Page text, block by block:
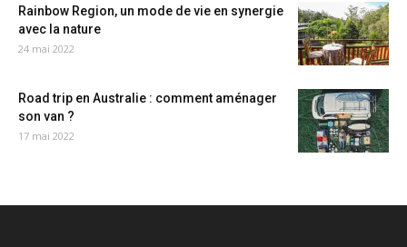
Rainbow Region, un mode de vie en synergie
avec la nature
24 mai 2022
Road trip en Australie : comment aménager
son van ?
17 mai 2022